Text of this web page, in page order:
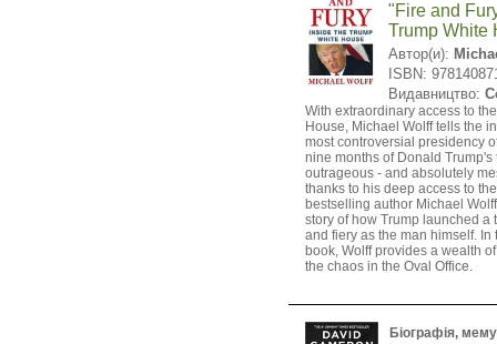
"Fire and
Trump White
Автор(и):
ISBN:
Видавництво:
With extraordinary access to
House, Michael Wolff tells the
most controversial presidency
nine months of Donald Trump's
outrageous - and absolutely
thanks to his deep access to
bestselling author Michael
story of how Trump launched a
and fiery as the man himself. In
book, Wolff provides a wealth
the chaos in the Oval Office.
Біографія,